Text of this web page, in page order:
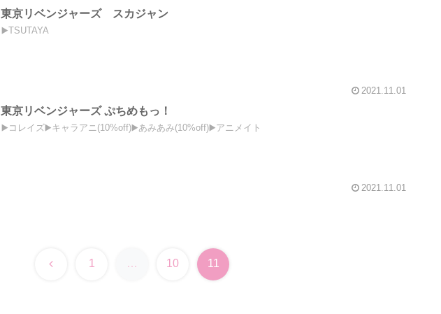
東京リベンジャーズ スカジャン
▶️TSUTAYA
2021.11.01
東京リベンジャーズ ぷちめもっ！
▶️コレイズ▶️キャラアニ(10%off)▶️あみあみ(10%off)▶️アニメイト
2021.11.01
前 1 … 10 11